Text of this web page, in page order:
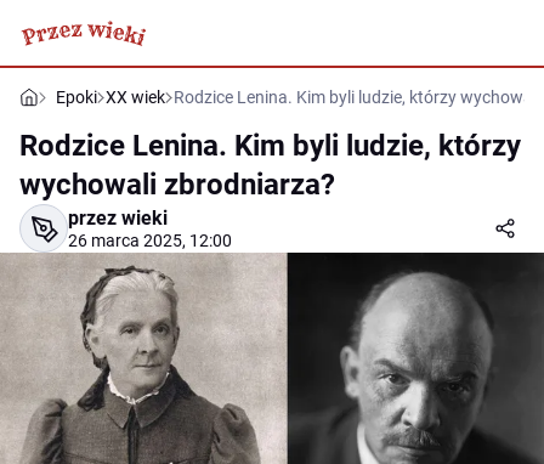
Epoki XX wiek Rodzice Lenina. Kim byli ludzie, którzy
Rodzice Lenina. Kim byli ludzie, którzy
wychowali zbrodniarza?
przez wieki
26 marca 2025, 12:00